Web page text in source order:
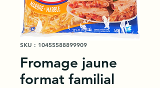
SKU : 10455588899909
Fromage jaune
format familial